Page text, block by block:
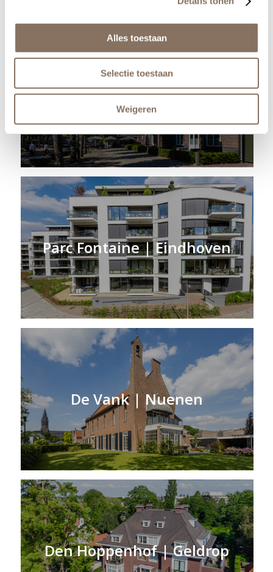
Alles toestaan
Selectie toestaan
Weigeren
Het Raadhuys | Eersel
Parc Fontaine | Eindhoven
De Vank | Nuenen
Den Hoppenhof | Geldrop